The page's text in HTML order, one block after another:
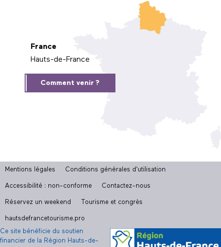
France
Hauts-de-France
Comment venir ?
Mentions légales Conditions générales d'utilisation
Accessibilité : non-conforme Contactez-nous
Réservez un weekend Tourisme et congrès
hautsdefrancetourisme.pro
Ce site bénéficie du soutien
financier de la Région Hauts-de-